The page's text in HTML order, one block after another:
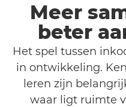
Meer
beter
Het spel tussen
in ontwikkeling.
leren zijn
waar ligt ruimte